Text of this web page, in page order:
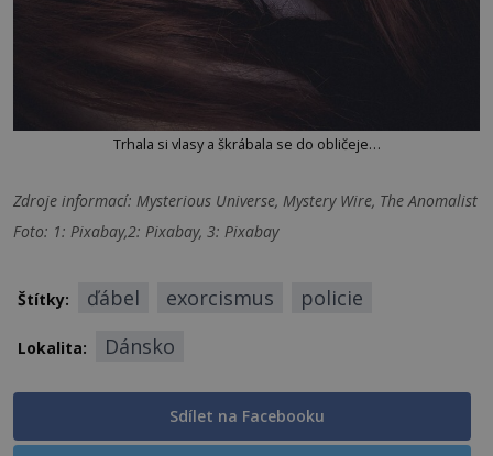
Trhala si vlasy a škrábala se do obličeje…
Zdroje informací: Mysterious Universe, Mystery Wire, The Anomalist
Foto: 1: Pixabay,2: Pixabay, 3: Pixabay
Štítky: ďábel exorcismus policie
Lokalita: Dánsko
Sdílet na Facebooku